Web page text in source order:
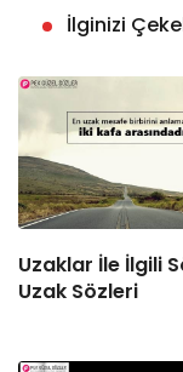
İlginizi
Uzaklar İle İlgili
Uzak Sözleri